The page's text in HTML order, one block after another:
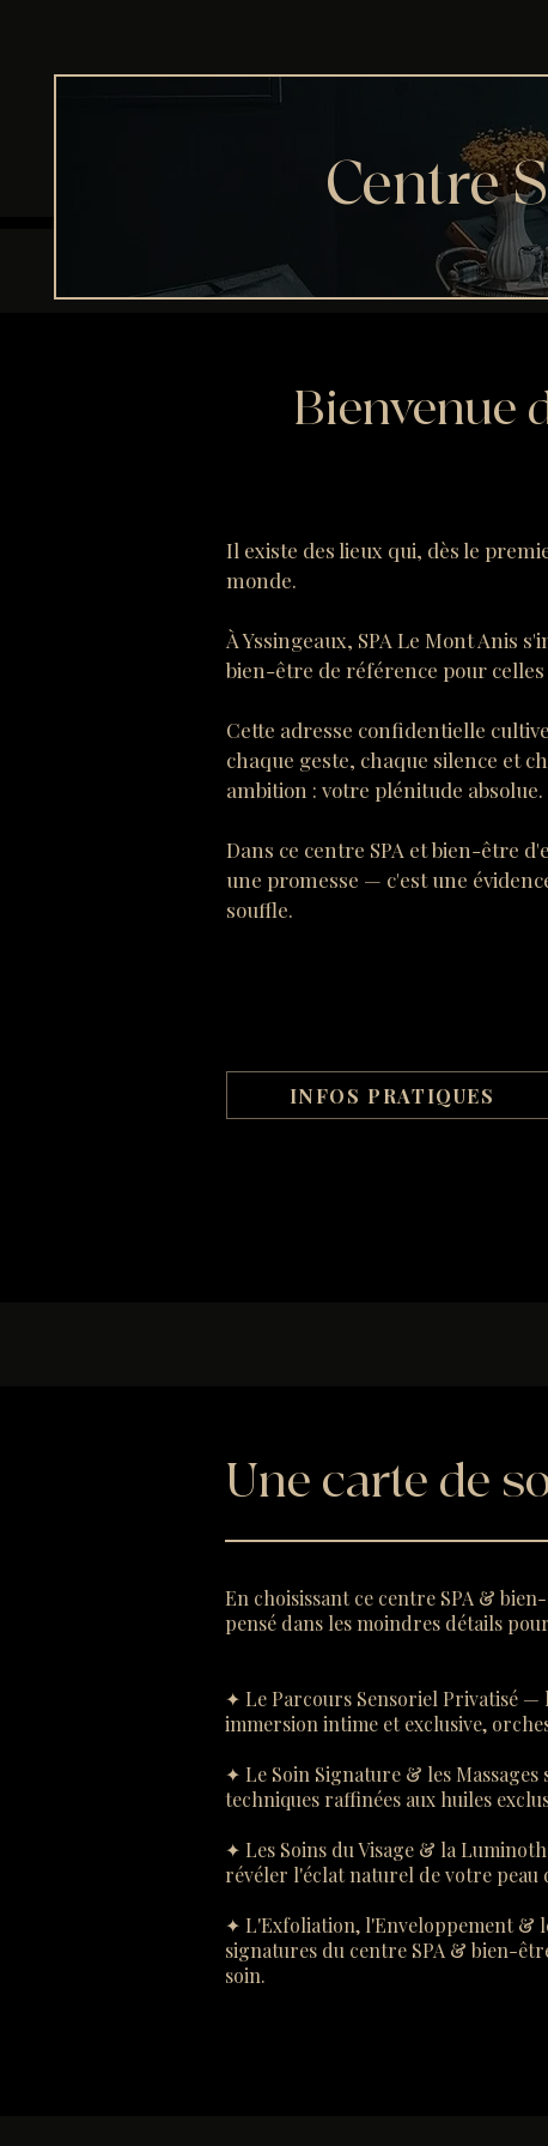
Centre
Bienvenue
Il existe des lieux qui, dès le
monde.
À Yssingeaux, SPA Le Mont Anis
bien-être de référence pour
Cette adresse confidentielle
chaque geste, chaque silence et
ambition : votre plénitude absolue.
Dans ce centre SPA et bien-être
une promesse — c'est une
souffle.
INFOS PRATIQUES
Une carte de
En choisissant ce centre SPA &
pensé dans les moindres détails
✦ Le Parcours Sensoriel Privatisé —
immersion intime et exclusive,
✦ Le Soin Signature & les
techniques raffinées aux huiles
✦ Les Soins du Visage & la
révéler l'éclat naturel de votre peau
✦ L'Exfoliation, l'Enveloppement &
signatures du centre SPA & bien-
soin.